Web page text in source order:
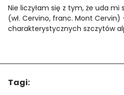
Nie liczyłam się z tym, że uda
(wł. Cervino, franc. Mont Cervin)
charakterystycznych szczytów
Tagi: